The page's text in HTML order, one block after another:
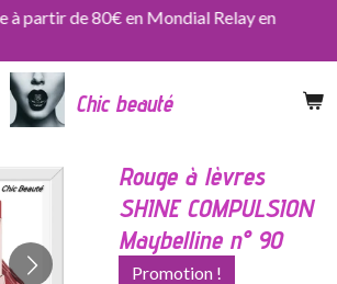
Chic beauté
à partir de 80€ en Mondial Relay en
Rouge à lèvres
SHINE COMPULSION
Maybelline n° 90
Promotion !